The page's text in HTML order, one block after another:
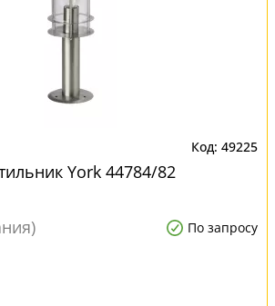
49225
York 44784/82
По запросу